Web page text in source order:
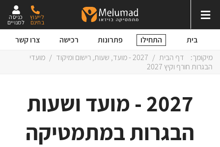
כניסה
למנויים
לייעוץ
בחינם
בית התחילו פתרונות רכישה צרו קשר
2027 - מועד ושעות
הבגרות במתמטיקה
מיקומך: דף הבית / 2027 - מועד, שעות, רישום ומיקוד / מועדי
הבגרות חורף וקיץ 2027